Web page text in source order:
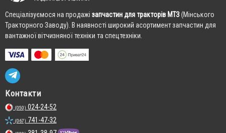
Cпеціалізуємося на продажі запчастин для тракторів МТЗ(Мінського
Тракторного Заводу). В наявності широкий асортимент запчастин для
вантажної вітчизняної техніки та спецтехніки.
Контакти
(050) 024-24-52
(067) 741-47-32